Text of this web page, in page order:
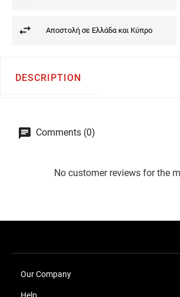
Αποστολή σε Ελλάδα και Κύπρο
DESCRIPTION
Comments (0)
No customer reviews for the
Our Company